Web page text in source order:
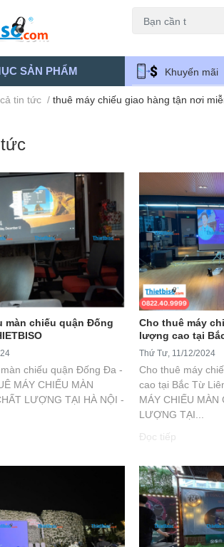
SẢN PHẨM Khuyến mãi
tin tức / thuê máy chiếu giao hàng tận nơi
màn chiếu quận Đống
chiếu quận Đống Đa -
MÁY CHIẾU MÀN
LƯỢNG TẠI HÀ NỘI -
Cho thuê máy
lượng cao tại
Thứ Tư, 11/12/2024
Cho thuê máy
cao tại Bắc Từ
MÁY CHIẾU MÀN
LƯỢNG TẠI...
Đọc tiếp